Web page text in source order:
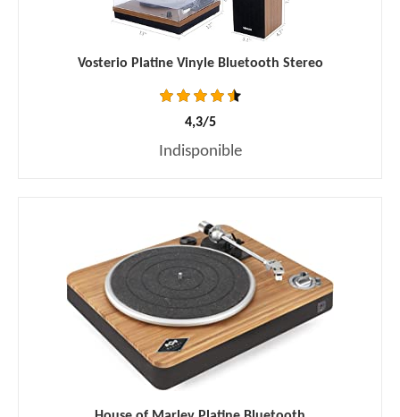
Vosterio Platine Vinyle Bluetooth Stereo
4,3/5
Indisponible